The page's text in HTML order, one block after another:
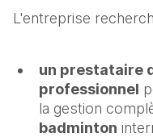
L'entreprise
un prestataire
professionnel
la gestion
badminton